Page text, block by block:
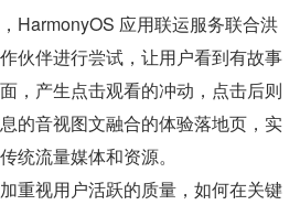
HarmonyOS 应用联运服务联合洪
伙伴进行尝试，让用户看到有故事
，产生点击观看的冲动，点击后则
的音视图文融合的体验落地页，实
统流量媒体和资源。
重视用户活跃的质量，如何在关键